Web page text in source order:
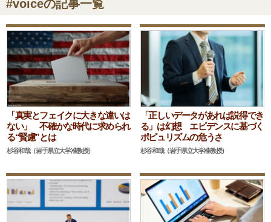
#voiceの記事一覧
「真実とフェイクに大きな違いは
ない」 不確かな時代に求められ
る“賢慮”とは
杉谷和哉（岩手県立大学准教授）
「正しいデータがあれば説得でき
る」は幻想 エビデンスに基づく
ポピュリズムの危うさ
杉谷和哉（岩手県立大学准教授）